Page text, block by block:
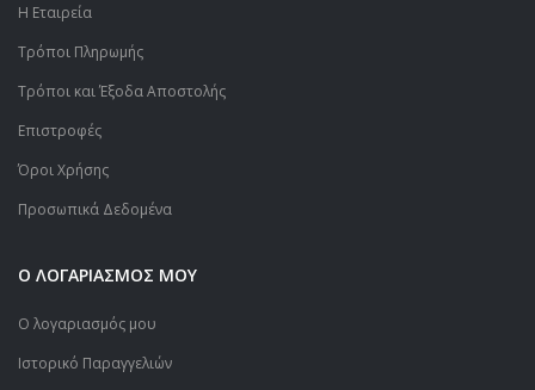
Η Εταιρεία
Τρόποι Πληρωμής
Τρόποι και Έξοδα Αποστολής
Επιστροφές
Όροι Χρήσης
Προσωπικά Δεδομένα
Ο ΛΟΓΑΡΙΑΣΜΟΣ ΜΟΥ
Ο λογαριασμός μου
Ιστορικό Παραγγελιών